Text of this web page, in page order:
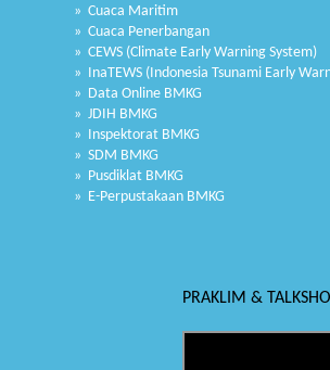
» Cuaca Maritim
» Cuaca Penerbangan
» CEWS (Climate Early Warning System)
» InaTEWS (Indonesia Tsunami Early
» Data Online BMKG
» JDIH BMKG
» Inspektorat BMKG
» SDM BMKG
» Pusdiklat BMKG
» E-Perpustakaan BMKG
PRAKLIM &